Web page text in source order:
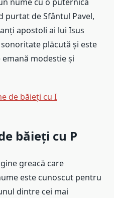
purtat de Sfântul Pavel,
apostoli ai lui Isus
plăcută și este
modestie și
de băieți cu I
băieți cu P
greacă care
este cunoscut pentru
dintre cei mai